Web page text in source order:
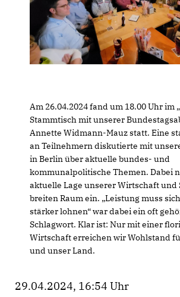
Am 26.04.2024 fand um 18.00 Uhr im
Stammtisch mit unserer
Annette Widmann-Mauz statt. Eine
an Teilnehmern diskutierte mit
in Berlin über aktuelle bundes- und
kommunalpolitische Themen. Dabei
aktuelle Lage unserer Wirtschaft und
breiten Raum ein. „Leistung muss
stärker lohnen“ war dabei ein oft
Schlagwort. Klar ist: Nur mit einer
Wirtschaft erreichen wir Wohlstand
und unser Land.
29.04.2024, 16:54 Uhr